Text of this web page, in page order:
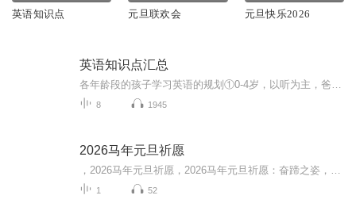
英语知识点 元旦联欢会 元旦快乐2026
英语知识点汇总
8 1945
2026马年元旦祈愿
1 52